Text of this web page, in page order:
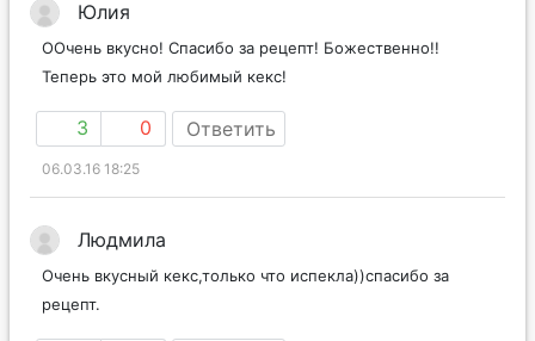
Юлия
ООчень вкусно! Спасибо за рецепт! Божественно!!
Теперь это мой любимый кекс!
3 0 Ответить
06.03.16 18:25
Людмила
Очень вкусный кекс,только что испекла))спасибо за
рецепт.